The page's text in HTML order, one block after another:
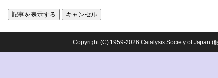
Copyright (C) 1959-2026 Catalysis Society of Japan (